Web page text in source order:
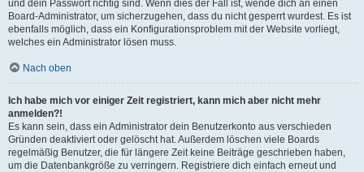
und dein Passwort richtig sind. Wenn dies der Fall ist, wende dich an einen
Board-Administrator, um sicherzugehen, dass du nicht gesperrt wurdest. Es ist
ebenfalls möglich, dass ein Konfigurationsproblem mit der Website vorliegt,
welches ein Administrator lösen muss.
Nach oben
Ich habe mich vor einiger Zeit registriert, kann mich aber nicht mehr
anmelden?!
Es kann sein, dass ein Administrator dein Benutzerkonto aus verschieden
Gründen deaktiviert oder gelöscht hat. Außerdem löschen viele Boards
regelmäßig Benutzer, die für längere Zeit keine Beiträge geschrieben haben,
um die Datenbankgröße zu verringern. Registriere dich einfach erneut und